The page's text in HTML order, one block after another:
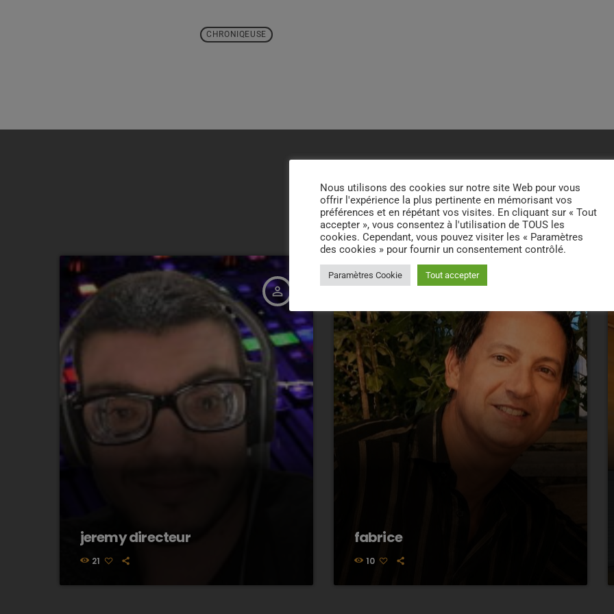
CHRONIQEUSE
VOUS AIMEREZ AUSSI
person_outline
jeremy directeur
21
fabrice
10
Nous utilisons des cookies sur notre site Web pour vous
offrir l'expérience la plus pertinente en mémorisant vos
préférences et en répétant vos visites. En cliquant sur « Tout
accepter », vous consentez à l'utilisation de TOUS les
cookies. Cependant, vous pouvez visiter les « Paramètres
des cookies » pour fournir un consentement contrôlé.
Paramètres Cookie Tout accepter